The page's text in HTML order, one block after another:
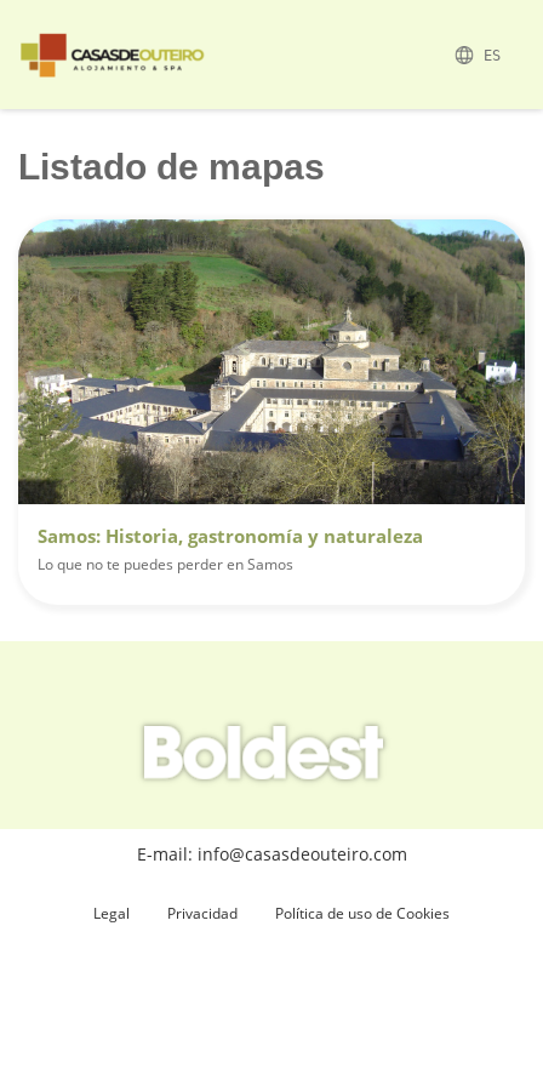
ES
Listado de mapas
Samos: Historia, gastronomía y naturaleza
Lo que no te puedes perder en Samos
E-mail: info@casasdeouteiro.com
Legal Privacidad Política de uso de Cookies